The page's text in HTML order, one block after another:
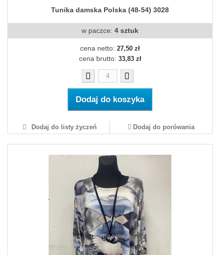
Tunika damska Polska (48-54) 3028
w paczce: 4 sztuk
cena netto: 27,50 zł
cena brutto: 33,83 zł
Dodaj do koszyka
Dodaj do listy życzeń Dodaj do porówania